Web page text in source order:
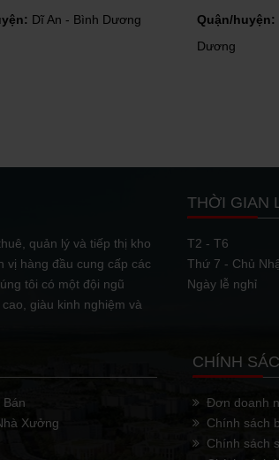
Bình Phước có nhiều tiềm
sản xuất từ Trung Quốc,
các nhà sản xuất từ châu Âu
đầu tư sinh lời cao. Nhưng
Dương Quận/huyện:
Thuận An - Bình
quản lý và tiếp thị kho
vị hàng đầu cung cấp các
tôi có một đội ngũ
giàu kinh nghiệm và
THỜI GIAN
T2 - T6
Thứ 7 - Chủ
Ngày lễ nghỉ
Xưởng
CHÍNH
Đơn doanh
Chính sách
Chính sách